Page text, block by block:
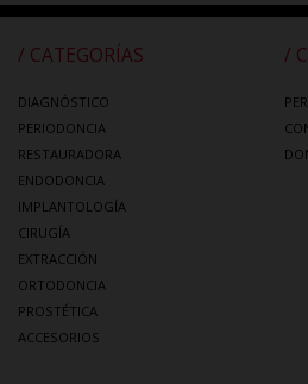
/ CATEGORÍAS
DIAGNÓSTICO
PERIODONCIA
RESTAURADORA
ENDODONCIA
IMPLANTOLOGÍA
CIRUGÍA
EXTRACCIÓN
ORTODONCIA
PROSTÉTICA
ACCESORIOS
/